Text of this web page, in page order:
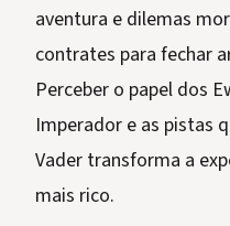
aventura e dilemas
contrates para fechar
Perceber o papel dos
Imperador e as pistas
Vader transforma a
mais rico.